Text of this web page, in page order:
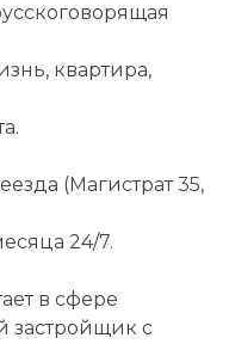
квартира,
(Магистрат 35,
24/7.
в сфере
застройщик с